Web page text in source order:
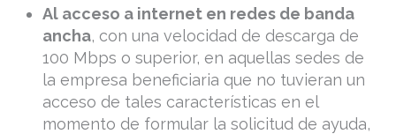
Al acceso a internet en redes de banda
ancha, con una velocidad de descarga de
100 Mbps o superior, en aquellas sedes de
la empresa beneficiaria que no tuvieran un
acceso de tales características en el
momento de formular la solicitud de ayuda,